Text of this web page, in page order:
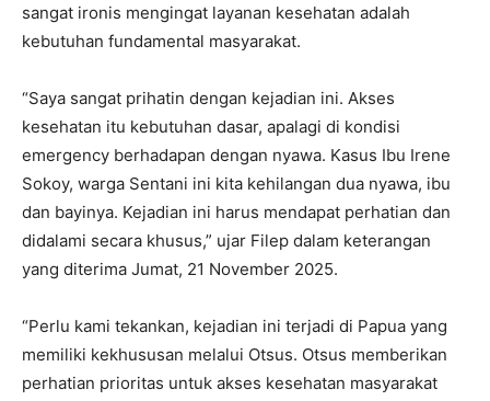
sangat ironis mengingat layanan kesehatan adalah
kebutuhan fundamental masyarakat.
“Saya sangat prihatin dengan kejadian ini. Akses
kesehatan itu kebutuhan dasar, apalagi di kondisi
emergency berhadapan dengan nyawa. Kasus Ibu Irene
Sokoy, warga Sentani ini kita kehilangan dua nyawa, ibu
dan bayinya. Kejadian ini harus mendapat perhatian dan
didalami secara khusus,” ujar Filep dalam keterangan
yang diterima Jumat, 21 November 2025.
“Perlu kami tekankan, kejadian ini terjadi di Papua yang
memiliki kekhususan melalui Otsus. Otsus memberikan
perhatian prioritas untuk akses kesehatan masyarakat